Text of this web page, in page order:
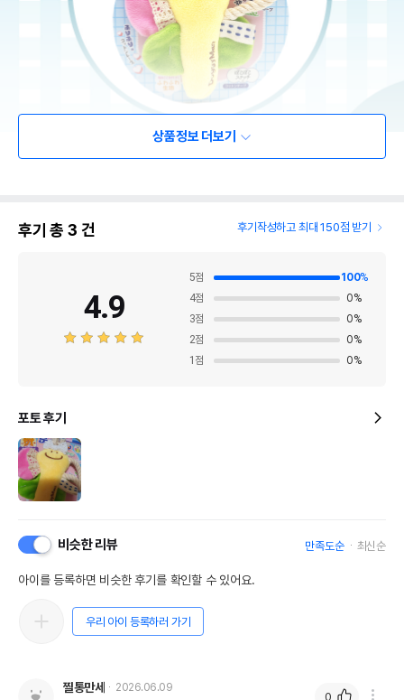
상품정보 더보기
후기 총 3 건 후기작성하고 최대 150점 받기
4.9
5점 100%
4점 0%
3점 0%
2점 0%
1 점 0%
포토 후기
비슷한 리뷰 만족도순 최신순
아이를 등록하면 비슷한 후기를 확인할 수 있어요.
우리 아이 등록하러 가기
찔통만세 2026.06.09
0